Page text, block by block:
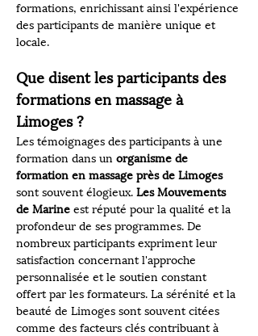
formations, enrichissant ainsi l'expérience
des participants de manière unique et
locale.
Que disent les participants des
formations en massage à
Limoges ?
Les témoignages des participants à une
formation dans un organisme de
formation en massage près de Limoges
sont souvent élogieux. Les Mouvements
de Marine est réputé pour la qualité et la
profondeur de ses programmes. De
nombreux participants expriment leur
satisfaction concernant l'approche
personnalisée et le soutien constant
offert par les formateurs. La sérénité et la
beauté de Limoges sont souvent citées
comme des facteurs clés contribuant à